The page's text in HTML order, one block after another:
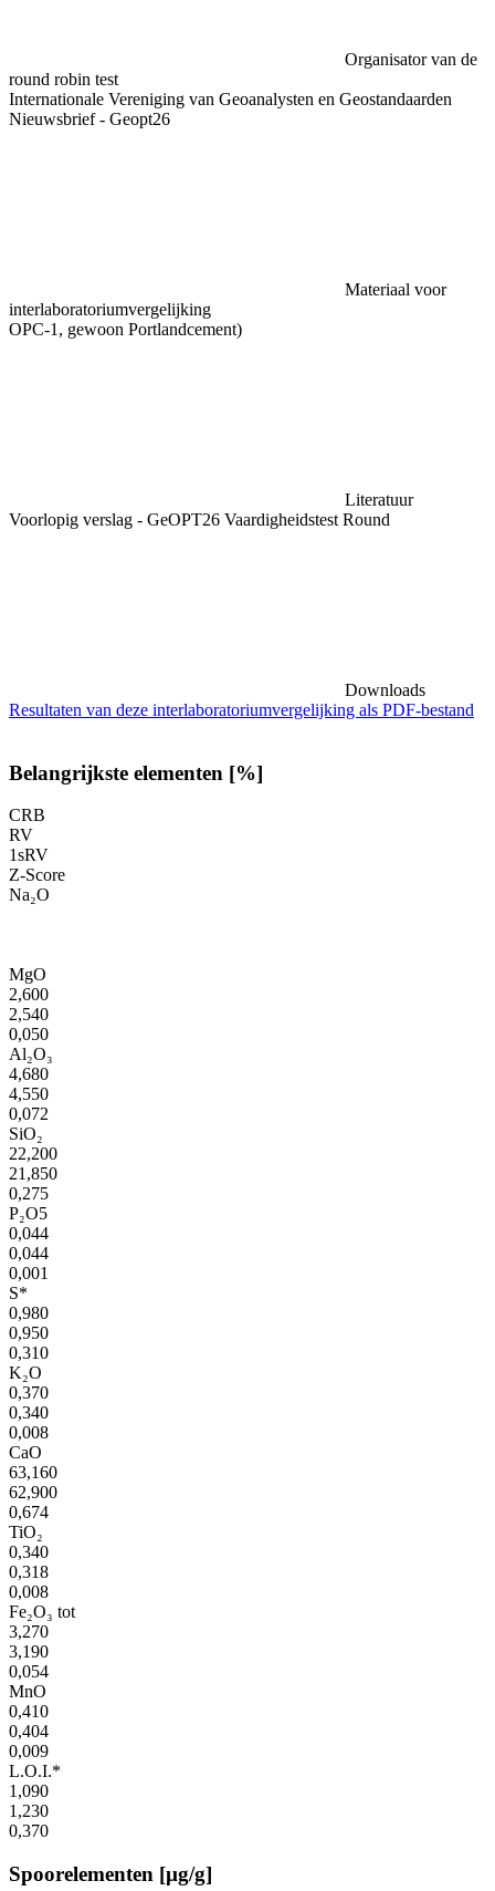
Organisator van de
round robin test
Internationale Vereniging van Geoanalysten en Geostandaarden
Nieuwsbrief - Geopt26
Materiaal voor
interlaboratoriumvergelijking
OPC-1, gewoon Portlandcement)
Literatuur
Voorlopig verslag - GeOPT26 Vaardigheidstest Round
Downloads
Resultaten van deze interlaboratoriumvergelijking als PDF-bestand
Belangrijkste elementen [%]
CRB
RV
1sRV
Z-Score
Na₂O
MgO
2,600
2,540
0,050
Al₂O₃
4,680
4,550
0,072
SiO₂
22,200
21,850
0,275
P₂O5
0,044
0,044
0,001
S*
0,980
0,950
0,310
K₂O
0,370
0,340
0,008
CaO
63,160
62,900
0,674
TiO₂
0,340
0,318
0,008
Fe₂O₃ tot
3,270
3,190
0,054
MnO
0,410
0,404
0,009
L.O.I.*
1,090
1,230
0,370
Spoorelementen [µg/g]